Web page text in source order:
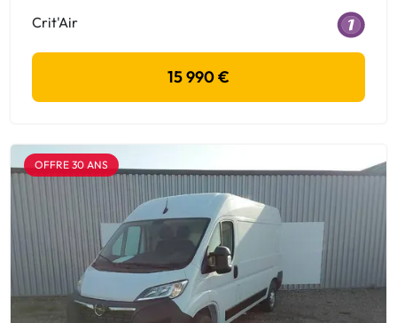
Crit'Air
15 990 €
OFFRE 30 ANS